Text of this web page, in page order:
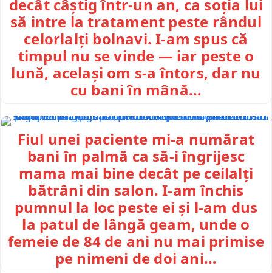
decât câștig într-un an, ca soția lui
să intre la tratament peste rândul
celorlalți bolnavi. I-am spus că
timpul nu se vinde — iar peste o
lună, același om s-a întors, dar nu
cu bani în mână…
Fiul unei paciente mi-a numărat
bani în palmă ca să-i îngrijesc
mama mai bine decât pe ceilalți
bătrâni din salon. I-am închis
pumnul la loc peste ei și l-am dus
la patul de lângă geam, unde o
femeie de 84 de ani nu mai primise
pe nimeni de doi ani…